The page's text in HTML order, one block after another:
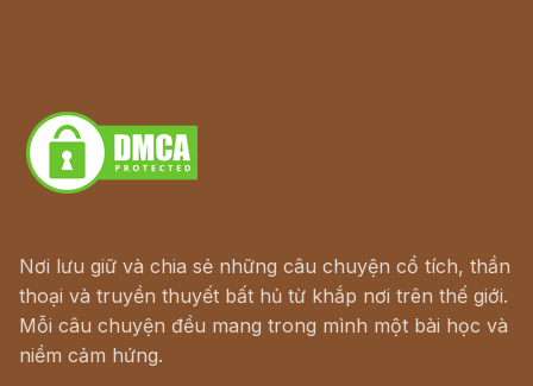
Nơi lưu giữ và chia sẻ những câu chuyện cổ tích, thần
thoại và truyền thuyết bất hủ từ khắp nơi trên thế giới.
Mỗi câu chuyện đều mang trong mình một bài học và
niềm cảm hứng.